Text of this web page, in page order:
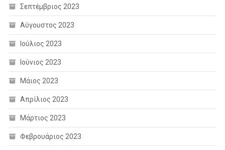
Σεπτέμβριος 2023
Αύγουστος 2023
Ιούλιος 2023
Ιούνιος 2023
Μάιος 2023
Απρίλιος 2023
Μάρτιος 2023
Φεβρουάριος 2023